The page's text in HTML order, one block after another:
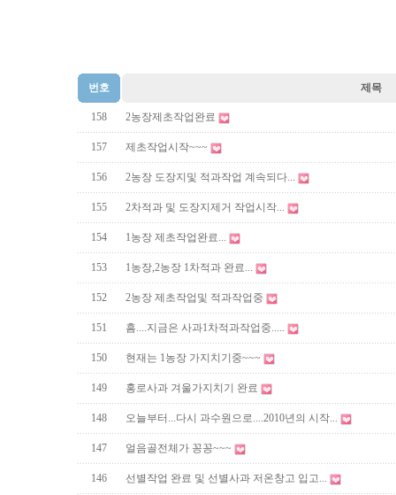
번호 제목
158 2농장제초작업완료
157 제초작업시작~~~
156 2농장 도장지및 적과작업 계속되다...
155 2차적과 및 도장지제거 작업시작...
154 1농장 제초작업완료...
153 1농장,2농장 1차적과 완료...
152 2농장 제초작업및 적과작업중
151 흠....지금은 사과1차적과작업중.....
150 현재는 1농장 가지치기중~~~
149 홍로사과 겨울가지치기 완료
148 오늘부터...다시 과수원으로....2010년의 시작...
147 얼음골전체가 꽁꽁~~~
146 선별작업 완료 및 선별사과 저온창고 입고...